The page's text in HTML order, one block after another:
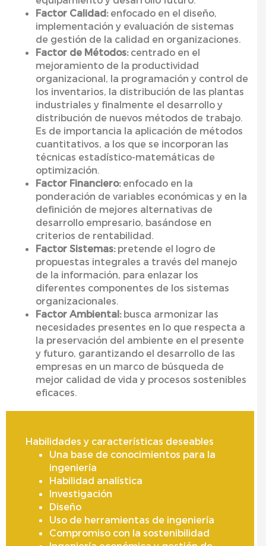
Factor Calidad:enfocado en el diseño,
implementación y evaluación de sistemas
de gestión de la calidad en organizaciones.
Factor de Métodos: centrado en el
mejoramiento de la productividad
organizacional, la programación y control de
los inventarios, la distribución de las plantas
industriales y finalmente el desarrollo y
distribución de nuevos métodos de trabajo.
Es de importancia la aplicación de métodos
cuantitativos, a los que se incorporan las
técnicas estadístico-matemáticas de
optimización.
Factor Financiero:enfocado en la
ponderación de variables económicas y en la
definición de mejores alternativas de
desarrollo empresario, basándose en
criterios de rentabilidad.
Factor Sistemas:pretende el logro de
propuestas integrales a través del manejo
de la información, para enlazar los
diferentes componentes de los sistemas
organizacionales.
Factor Ambiental:busca armonizar las
necesidades presentes en lo que respecta a
la preservación del ambiente en el presente
y futuro, garantizando el desarrollo de las
empresas en un marco de búsqueda de
mejor calidad de vida y procesos sostenibles
eficaces.
Habilidades y características deseables
Una base de conocimientos para la
ingeniería
Habilidad analística
Investigación
Diseño
Uso de herramientas de ingeniería
Compromiso con la sostenibilidad